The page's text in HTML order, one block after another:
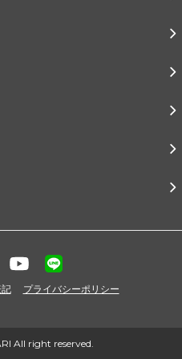
プライバシーポリシー
All right reserved.